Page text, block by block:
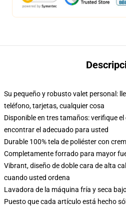
Su pequeño y robusto valet personal:
teléfono, tarjetas, cualquier cosa
Disponible en tres tamaños: verifique
encontrar el adecuado para usted
Durable 100% tela de poliéster con
Completamente forrado para mayor
Vibrant, diseño de doble cara de alta
cuando usted ordena
Lavadora de la máquina fría y seca
Puesto que cada artículo está hecho